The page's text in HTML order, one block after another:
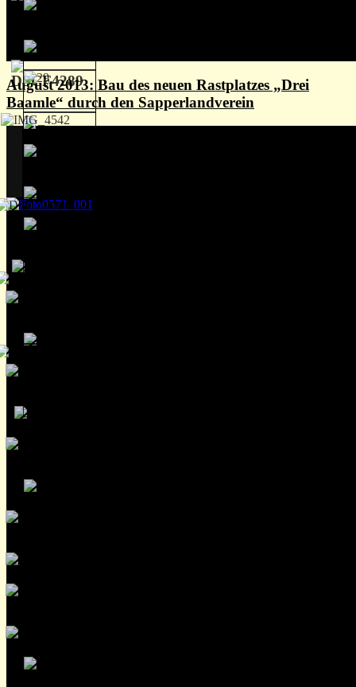
August 2013: Bau des neuen Rastplatzes „Drei
Baamle“ durch den Sapperlandverein